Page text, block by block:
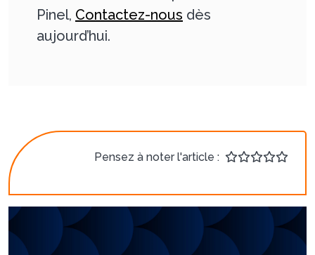
Pinel, Contactez-nous dès
aujourd’hui.
Pensez à noter l'article :